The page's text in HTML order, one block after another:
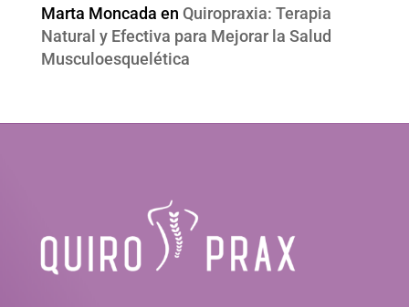
Marta Moncada en Quiropraxia: Terapia
Natural y Efectiva para Mejorar la Salud
Musculoesquelética